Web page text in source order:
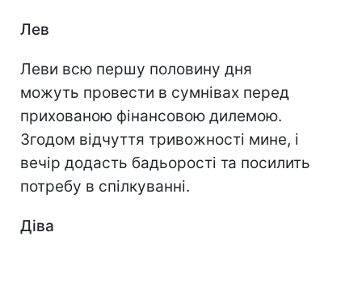
Лев
Леви всю першу половину дня
можуть провести в сумнівах перед
прихованою фінансовою дилемою.
Згодом відчуття тривожності мине, і
вечір додасть бадьорості та посилить
потребу в спілкуванні.
Діва